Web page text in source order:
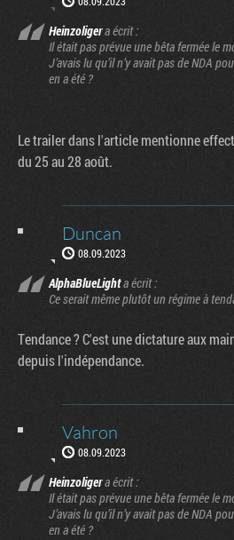
Heinzoligera écrit :
Il était pas prévue une bêta fermée le
J’avais lu qu’il n’y avait pas de NDA
en a été ?
Le trailer dans l'article mentionne
du 25 au 28 août.
Duncan
08.09.2023
AlphaBlueLighta écrit :
Ce serait même plutôt un régime à
Tendance ? C'est une dictature aux
depuis l'indépendance.
Vahron
08.09.2023
Heinzoligera écrit :
Il était pas prévue une bêta fermée le
J’avais lu qu’il n’y avait pas de NDA
en a été ?